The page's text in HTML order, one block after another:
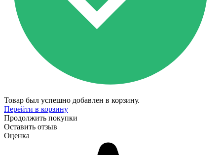
Товар был успешно добавлен в корзину.
Перейти в корзину
Продолжить покупки
Оставить отзыв
Оценка